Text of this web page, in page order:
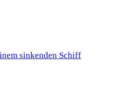
sinkenden Schiff